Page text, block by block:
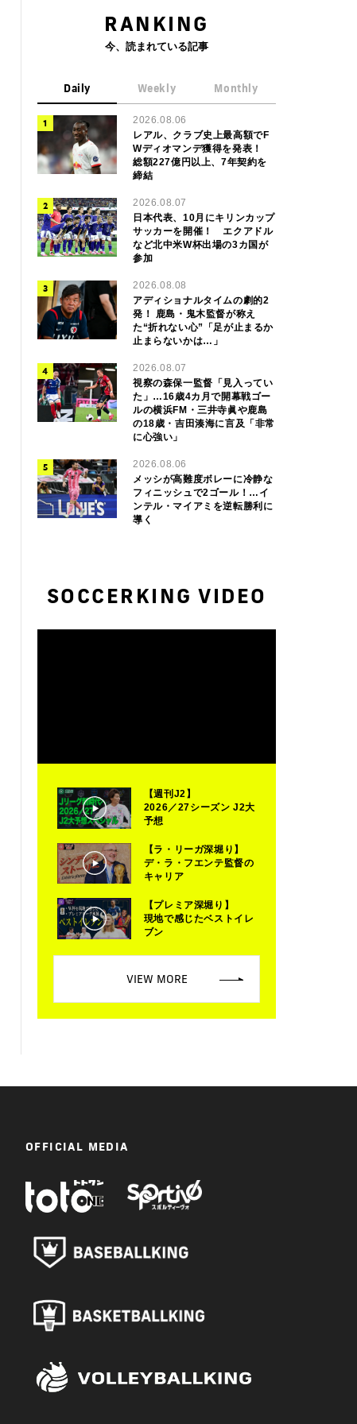
RANKING
今、読まれている記事
Daily Weekly Monthly
2026.08.06
レアル、クラブ史上最高額でF
Wディオマンデ獲得を発表！
総額227億円以上、7年契約を
締結
2026.08.07
日本代表、10月にキリンカップ
サッカーを開催！ エクアドル
など北中米W杯出場の3カ国が
参加
2026.08.08
アディショナルタイムの劇的2
発！ 鹿島・鬼木監督が称え
た“折れない心”「足が止まるか
止まらないかは…」
2026.08.07
視察の森保一監督「見入ってい
た」…16歳4カ月で開幕戦ゴー
ルの横浜FM・三井寺眞や鹿島
の18歳・吉田湊海に言及「非常
に心強い」
2026.08.06
メッシが高難度ボレーに冷静な
フィニッシュで2ゴール！…イ
ンテル・マイアミを逆転勝利に
導く
SOCCERKING VIDEO
【週刊J2】
2026／27シーズン J2大
予想
【ラ・リーガ深堀り】
デ・ラ・フエンテ監督の
キャリア
【プレミア深堀り】
現地で感じたベストイレ
ブン
VIEW MORE
OFFICIAL MEDIA